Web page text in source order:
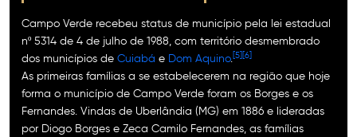
Campo Verde recebeu status de município pela lei estadual
nº 5314 de 4 de julho de 1988, com território desmembrado
dos municípios de Cuiabá e Dom Aquino.[5][6]
As primeiras famílias a se estabelecerem na região que hoje
forma o município de Campo Verde foram os Borges e os
Fernandes. Vindas de Uberlândia (MG) em 1886 e lideradas
por Diogo Borges e Zeca Camilo Fernandes, as famílias